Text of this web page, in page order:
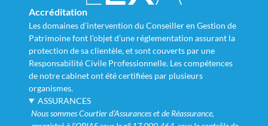
Accréditation
Les domaines d’intervention du Conseiller en Gestion de
Patrimoine font l’objet d’une réglementation assurant la
protection de sa clientèle, et sont couverts par une
Responsabilité Civile Professionnelle. Les compétences
de notre cabinet ont été certifiées par plusieurs
organismes.
ASSURANCES
Nous sommes Courtier d’Assurances et de Réassurance,